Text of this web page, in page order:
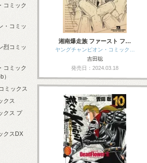
湘南爆走族 ファースト フ…
ヤングチャンピオン・コミック…
吉田聡
発売日：2024.03.18
コミック
・コミッ
烈コミッ
コミック
ミックス
クス
クス プ
クスDX